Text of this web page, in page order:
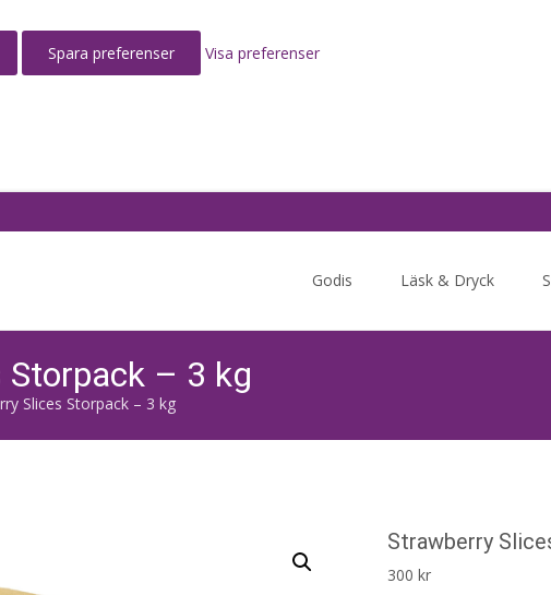
Spara preferenser Visa preferenser
Godis Läsk & Dryck
Storpack – 3 kg
Slices Storpack – 3 kg
Strawberry
300 kr